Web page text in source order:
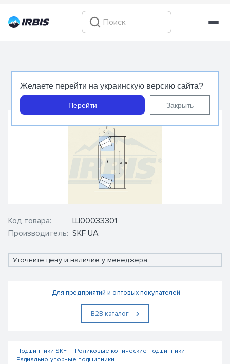
Желаете перейти на украинскую версию сайта?
Перейти Закрыть
6-7507 (32207) - SKF UA - Подшипник
роликовый конический
Код товара:
Производитель:
Ш00033301
SKF UA
Уточните цену и наличие у менеджера
Для предприятий и оптовых покупателей
В2В каталог
Подшипники SKF
Роликовые конические подшипники
Радиально-упорные подшипники